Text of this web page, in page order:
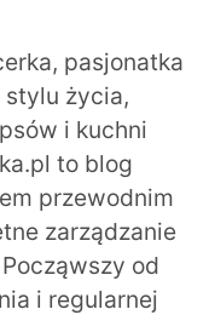
pasjonatka
życia,
i kuchni
to blog
przewodnim
zarządzanie
od
i regularnej